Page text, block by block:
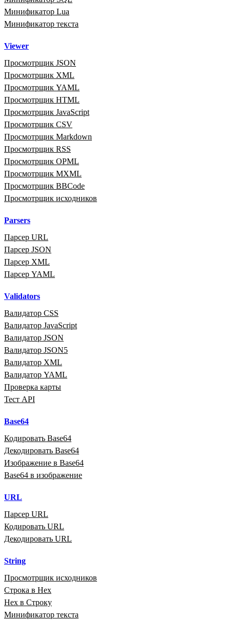
Минификатор Lua
Минификатор текста
Viewer
Просмотрщик JSON
Просмотрщик XML
Просмотрщик YAML
Просмотрщик HTML
Просмотрщик JavaScript
Просмотрщик CSV
Просмотрщик Markdown
Просмотрщик RSS
Просмотрщик OPML
Просмотрщик MXML
Просмотрщик BBCode
Просмотрщик исходников
Parsers
Парсер URL
Парсер JSON
Парсер XML
Парсер YAML
Validators
Валидатор CSS
Валидатор JavaScript
Валидатор JSON
Валидатор JSON5
Валидатор XML
Валидатор YAML
Проверка карты
Тест API
Base64
Кодировать Base64
Декодировать Base64
Изображение в Base64
Base64 в изображение
URL
Парсер URL
Кодировать URL
Декодировать URL
String
Просмотрщик исходников
Строка в Hex
Hex в Строку
Минификатор текста